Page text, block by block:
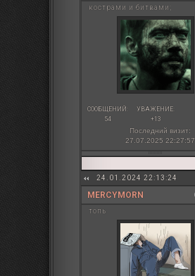
кострами и битвами;
СООБЩЕНИЙ:
54
УВАЖЕНИЕ:
+13
Последний визит:
27.07.2025 22:27:57
24.01.2024 22:13:24
MERCYMORN
топь